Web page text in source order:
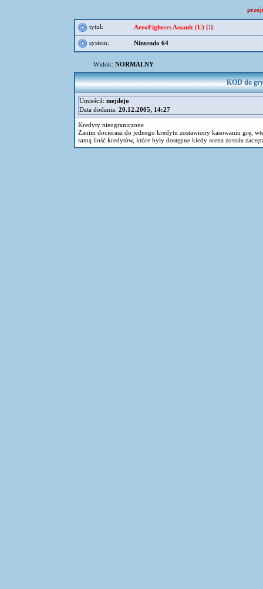
tytuł: AeroFighters Assault (U) [!]
system: Nintendo 64
Widok: NORMALNY
KOD do
Umieścił: mejdejo
Data dodania: 20.12.2005, 14:27
Kredyty nieograniczone
Zanim docierasz do jednego kredytu zostawiony kasowaniu grę,
samą ilość kredytów, które były dostępne kiedy scena została